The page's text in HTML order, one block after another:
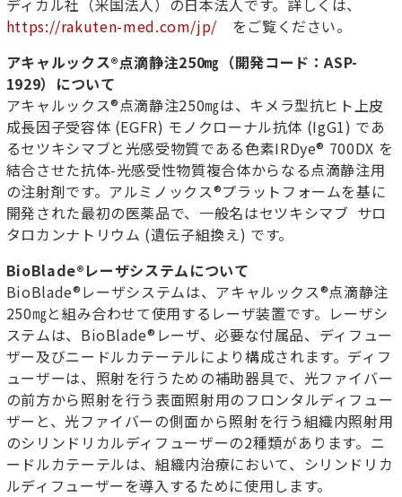
ディカル社（米国法人）の日本法人です。詳しくは、
https://rakuten-med.com/jp/ をご覧ください。
アキャルックス®点滴静注250㎎（開発コード：ASP-
1929） について
アキャルックス®点滴静注250㎎は、キメラ型抗ヒト上皮
成長因子受容体 (EGFR) モノクローナル抗体 (IgG1) であ
るセツキシマブと光感受物質である色素IRDye® 700DX を
結合させた抗体-光感受性物質複合体からなる点滴静注用
の注射剤です。アルミノックス®プラットフォームを基に
開発された最初の医薬品で、一般名はセツキシマブ サロ
タロカンナトリウム (遺伝子組換え) です。
BioBlade®レーザシステムについて
BioBlade®レーザシステムは、アキャルックス®点滴静注
250㎎と組み合わせて使用するレーザ装置です。レーザシ
ステムは、 BioBlade® レーザ、必要な付属品、ディフュー
ザー及びニードルカテーテルにより構成されます。ディフ
ューザーは、照射を行うための補助器具で、光ファイバー
の前方から照射を行う表面照射用のフロンタルディフュー
ザーと、光ファイバーの側面から照射を行う組織内照射用
のシリンドリカルディフューザーの2種類があります。ニ
ードルカテーテルは、組織内治療において、シリンドリカ
ルディフューザーを導入するために使用します。